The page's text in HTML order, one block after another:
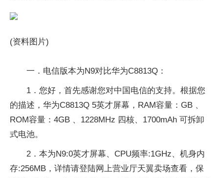
(资料图片)
一．电信版本为N9对比华为C8813Q：
1．您好，首先感谢您对中国电信的支持。根据您
的描述，华为C8813Q 5英才屏幕，RAM容量：GB 、
ROM容量：4GB 、1228MHz 四核、1700mAh 可拆卸
式电池。
2．本为N9:0英才屏幕、CPU频率:1GHz、机身内
存:256MB，详情请登陆网上营业厅天翼卖场查看，保